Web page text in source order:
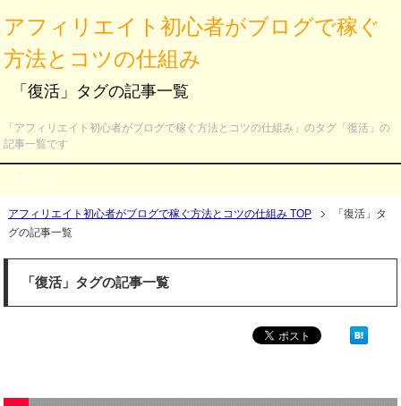
アフィリエイト初心者がブログで稼ぐ
方法とコツの仕組み
「復活」タグの記事一覧
「アフィリエイト初心者がブログで稼ぐ方法とコツの仕組み」のタグ「復活」の
記事一覧です
メニュー
アフィリエイト初心者がブログで稼ぐ方法とコツの仕組み TOP
「復活」タ
グの記事一覧
「復活」タグの記事一覧